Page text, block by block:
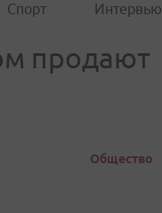
Спорт Интервью
продают
Общество